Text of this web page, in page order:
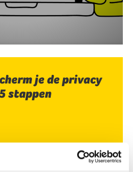
je de privacy
stappen